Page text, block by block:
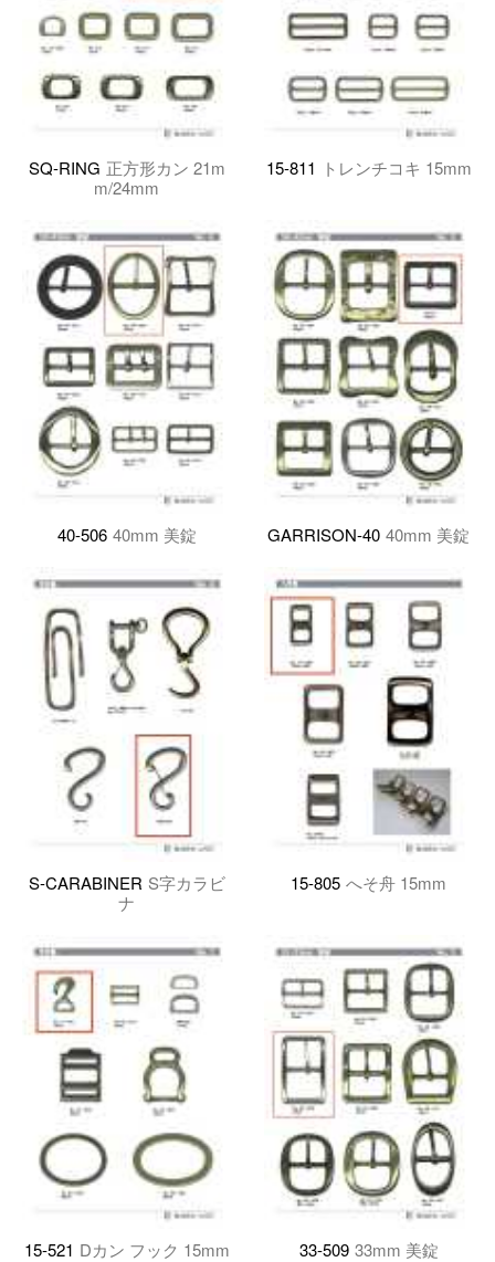
SQ-RING 正方形カン 21m
m/24mm
15-811 トレンチコキ 15mm
40-506 40mm 美錠 GARRISON-40 40mm 美錠
S-CARABINER S字カラビ
ナ
15-805 へそ舟 15mm
15-521 Dカン フック 15mm 33-509 33mm 美錠